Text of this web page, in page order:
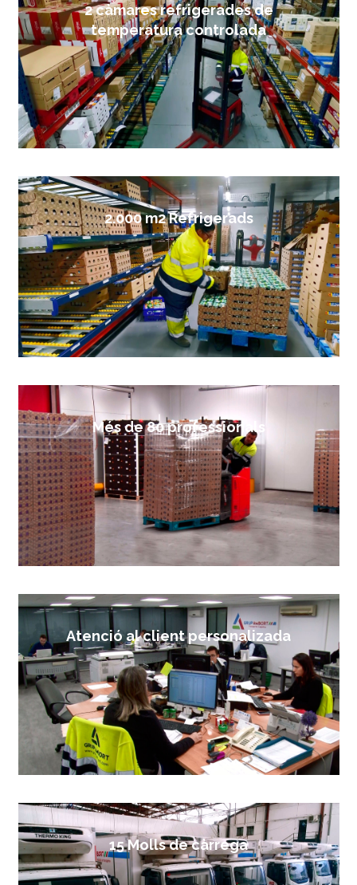
2 càmares refrigerades de
temperatura controlada
2.000 m2 Refrigerads
Més de 80 professionals
Atenció al client personalizada
15 Molls de càrrega